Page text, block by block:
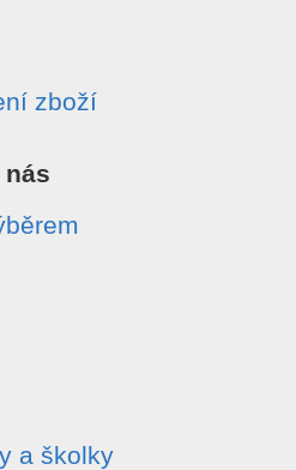
zboží
a školky